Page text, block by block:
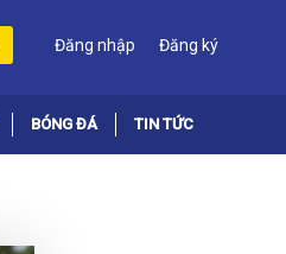
Đăng nhập Đăng ký
BÓNG ĐÁ TIN TỨC